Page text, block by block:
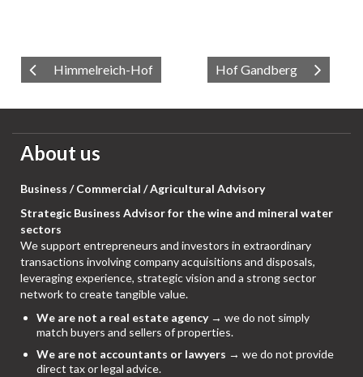
Himmelreich-Hof Hof Gandberg
About us
Business / Commercial / Agricultural Advisory
Strategic Business Advisor for the wine and mineral water
sectors
We support entrepreneurs and investors in extraordinary
transactions involving company acquisitions and disposals,
leveraging experience, strategic vision and a strong sector
network to create tangible value.
We are not a real estate agency→ we do not simply
match buyers and sellers of properties.
We are not accountants or lawyers → we do not provide
direct tax or legal advice.